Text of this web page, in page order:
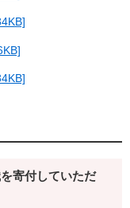
寄付していただ